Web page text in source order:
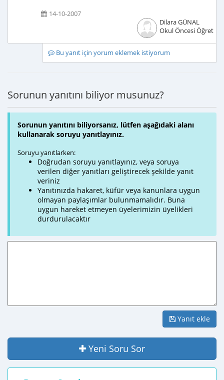
14-10-2007
Dilara GÜNAL
Okul Öncesi
Bu yanıt için yorum eklemek istiyorum
Sorunun yanıtını biliyor musunuz?
Sorunun yanıtını biliyorsanız, lütfen aşağıdaki alanı
kullanarak soruyu yanıtlayınız.
Soruyu yanıtlarken:
Doğrudan soruyu yanıtlayınız, veya soruya
verilen diğer yanıtları geliştirecek şekilde yanıt
veriniz
Yanıtınızda hakaret, küfür veya kanunlara uygun
olmayan paylaşımlar bulunmamalıdır. Buna
uygun hareket etmeyen üyelerimizin üyelikleri
durdurulacaktır
Yanıt ekle
Yeni Soru Sor